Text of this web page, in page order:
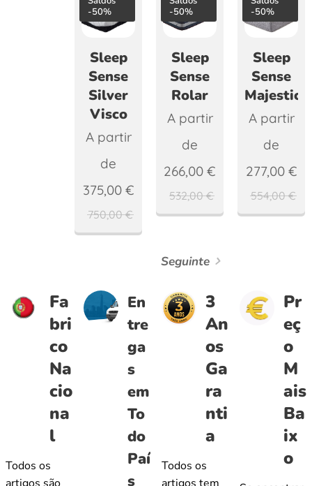
Sleep
Sense
Silver
Visco
-50%
A partir
de
375,00€
750,00€
Sleep
Sense
Rolar
-50%
A partir
de
266,00 €
532,00€
Sleep
Sense
Majestic
-50%
A partir
de
277,00€
554,00€
Seguinte
Fa
bri
co
Na
cio
na
l
Todos os
En
tre
ga
s
em
To
do
Paí
s
3
An
os
Ga
ra
nti
a
Todos os
Pr
eç
o
M
ais
Ba
ix
o